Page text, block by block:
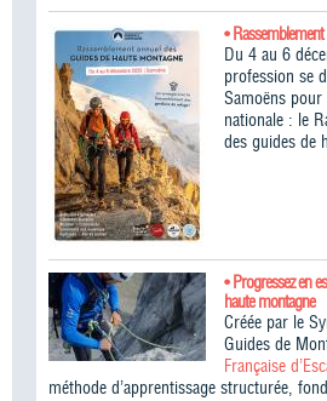
•
Du 4 au 6
profession se
Samoëns
nationale : le
des guides de
• Progressez en
haute montagne
Créée par le
Guides de
Française
méthode d’apprentissage structurée,